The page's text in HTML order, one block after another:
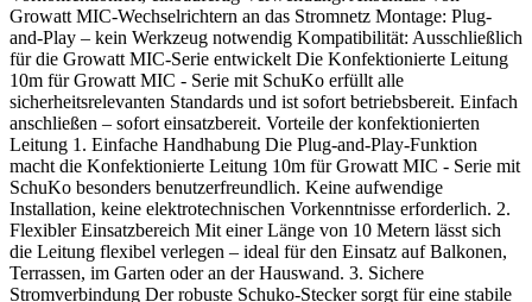
Growatt MIC-Wechselrichtern an das Stromnetz Montage: Plug-
and-Play – kein Werkzeug notwendig Kompatibilität: Ausschließlich
für die Growatt MIC-Serie entwickelt Die Konfektionierte Leitung
10m für Growatt MIC - Serie mit SchuKo erfüllt alle
sicherheitsrelevanten Standards und ist sofort betriebsbereit. Einfach
anschließen – sofort einsatzbereit. Vorteile der konfektionierten
Leitung 1. Einfache Handhabung Die Plug-and-Play-Funktion
macht die Konfektionierte Leitung 10m für Growatt MIC - Serie mit
SchuKo besonders benutzerfreundlich. Keine aufwendige
Installation, keine elektrotechnischen Vorkenntnisse erforderlich. 2.
Flexibler Einsatzbereich Mit einer Länge von 10 Metern lässt sich
die Leitung flexibel verlegen – ideal für den Einsatz auf Balkonen,
Terrassen, im Garten oder an der Hauswand. 3. Sichere
Stromverbindung Der robuste Schuko-Stecker sorgt für eine stabile